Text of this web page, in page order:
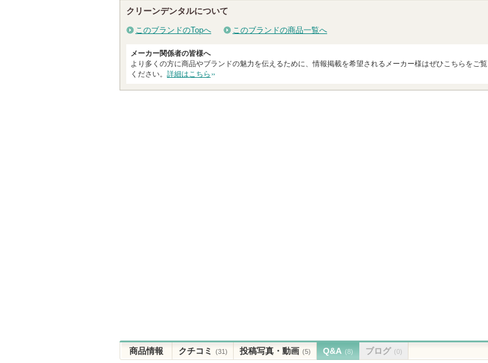
クリーンデンタルについて
このブランドのTopへ このブランドの商品一覧へ
メーカー関係者の皆様へ
より多くの方に商品やブランドの魅力を伝えるために、情報掲載を希望されるメーカー様はぜひこちらをご覧
ください。 詳細はこちら
商品情報 クチコミ (31) 投稿写真・動画 (5) Q&A (8) ブログ (0)